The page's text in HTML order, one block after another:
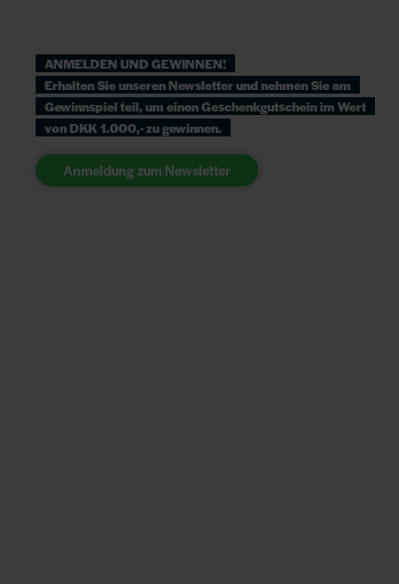
ANMELDEN UND GEWINNEN!
Erhalten Sie unseren Newsletter und nehmen Sie am
Gewinnspiel teil, um einen Geschenkgutschein im Wert
von DKK 1.000,- zu gewinnen.
Anmeldung zum Newsletter